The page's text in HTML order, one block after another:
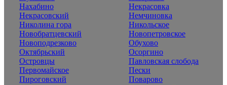
Нахабино
Некрасовка
Некрасовский
Немчиновка
Николина гора
Никольское
Новобратцевский
Новопетровское
Новоподрезково
Обухово
Октябрьский
Осоргино
Островцы
Павловская слобода
Первомайское
Пески
Пироговский
Поварово